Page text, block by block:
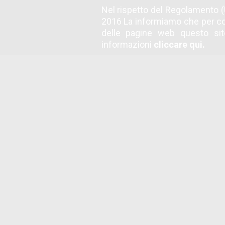
Gare totali 2026
Nel rispetto del Regolamento
2016 La informiamo che per
delle pagine web questo
informazioni cliccare qui.